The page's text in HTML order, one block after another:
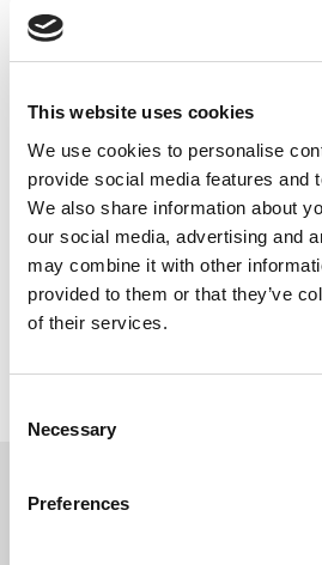
This website uses cookies
We use cookies to personalise
provide social media features and
We also share information about
our social media, advertising and
may combine it with other
provided to them or that they’ve
of their services.
Selection
Necessary
Preferences
Elevata durezza, resistenza
Forte adesione al
legno, PVC.
Resistenza alle macchie,
Buona resistenza chimica ad
Buona lavorabilità, rapido
di lavoro.
Qualità antisdrucciolo e